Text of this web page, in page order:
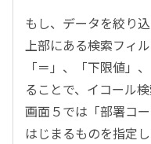
もし、データを絞り
上部にある検索フィ
「＝」、「下限値」
ることで、イコール
画面５では「部署コ
はじまるものを指定し